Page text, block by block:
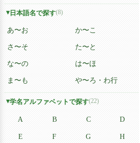
日本語名で探す(8)
あ〜お か〜こ
さ〜そ た〜と
な〜の は〜ほ
ま〜も や〜ろ・わ行
学名アルファベットで探す(22)
A B C D
E F G H